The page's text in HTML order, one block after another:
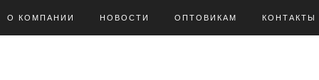
О КОМПАНИИ НОВОСТИ ОПТОВИКАМ КОНТАКТЫ